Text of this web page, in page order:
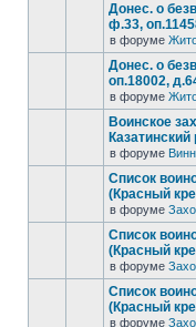
Донес. о
ф.33,
в форуме
Донес. о
оп.18002,
в форуме
Воинское
в форуме
Список
(Красный
в форуме
Список
(Красный
в форуме
Список
(Красный
в форуме